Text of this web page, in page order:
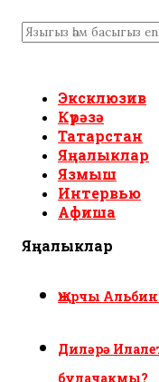
Эксклюзив
Күрәзә
Татарстан
Яңалыклар
Язмыш
Интервью
Афиша
Яңалыклар
Җырчы
Диләрә
булачакмы?